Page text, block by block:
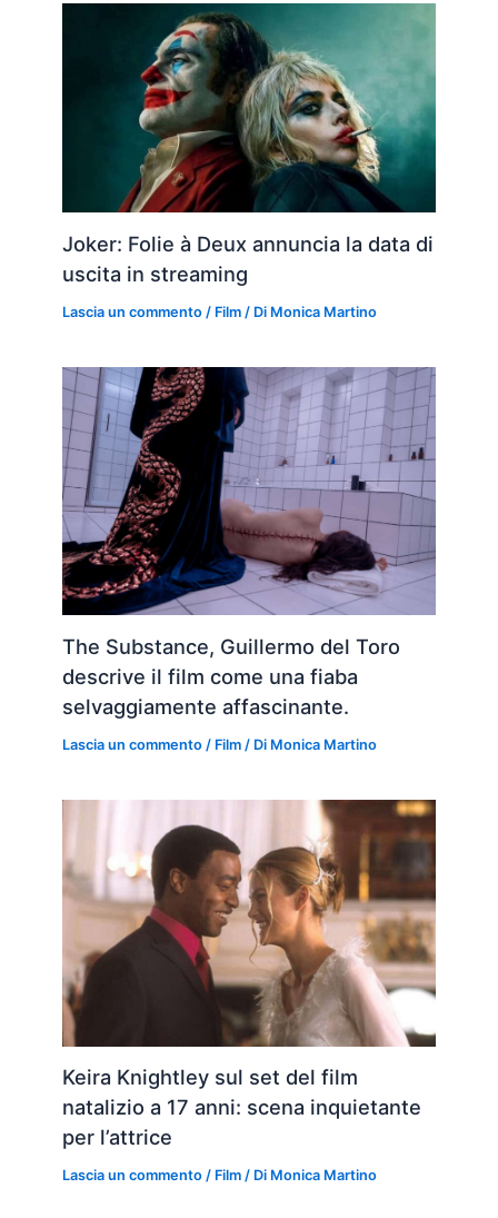
Joker: Folie à Deux annuncia la data di
uscita in streaming
Lascia un commento / Film / Di Monica Martino
The Substance, Guillermo del Toro
descrive il film come una fiaba
selvaggiamente affascinante.
Lascia un commento / Film / Di Monica Martino
Keira Knightley sul set del film
natalizio a 17 anni: scena inquietante
per l’attrice
Lascia un commento / Film / Di Monica Martino